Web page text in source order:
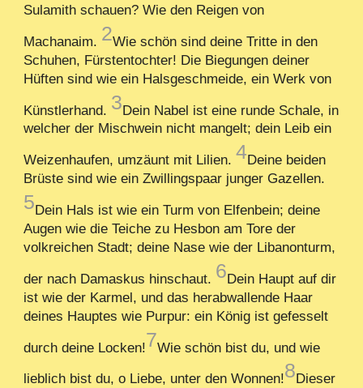
Sulamith schauen? Wie den Reigen von
Machanaim. 2Wie schön sind deine Tritte in den
Schuhen, Fürstentochter! Die Biegungen deiner
Hüften sind wie ein Halsgeschmeide, ein Werk von
Künstlerhand. 3Dein Nabel ist eine runde Schale, in
welcher der Mischwein nicht mangelt; dein Leib ein
Weizenhaufen, umzäunt mit Lilien.4Deine beiden
Brüste sind wie ein Zwillingspaar junger Gazellen.
5Dein Hals ist wie ein Turm von Elfenbein; deine
Augen wie die Teiche zu Hesbon am Tore der
volkreichen Stadt; deine Nase wie der Libanonturm,
der nach Damaskus hinschaut. 6Dein Haupt auf dir
ist wie der Karmel, und das herabwallende Haar
deines Hauptes wie Purpur: ein König ist gefesselt
durch deine Locken!7Wie schön bist du, und wie
lieblich bist du, o Liebe, unter den Wonnen!8Dieser